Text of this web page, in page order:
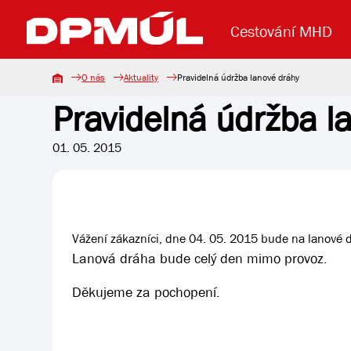
Cestování MHD
Uzavření mostu Dr. E. Beneše Koupit
Lanová dráha Reklama
Základní údaje Aktuality
O nás Aktuality Pravidelná údržba lanové dráhy
Pravidelná údržba
01. 05. 2015
Vážení zákazníci, dne 04. 05. 2015 bude na lanové
Lanová dráha bude celý den mimo provoz.
Děkujeme za pochopení.